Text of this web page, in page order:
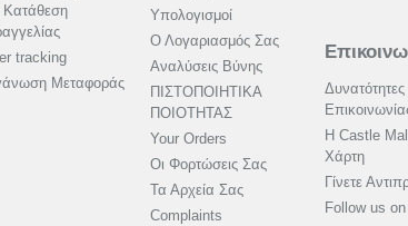
Κατάθεση
tracking
Μεταφοράς
Υπολογισμοί
Ο Λογαριασμός Σας
Αναλύσεις Βύνης
ΠΙΣΤΟΠΟΙΗΤΙΚΑ
ΠΟΙΟΤΗΤΑΣ
Your Orders
Οι Φορτώσεις Σας
Τα Αρχεία Σας
Complaints
Δυνατότητες
Η Castle
Χάρτη
Γίνετε
Follow us